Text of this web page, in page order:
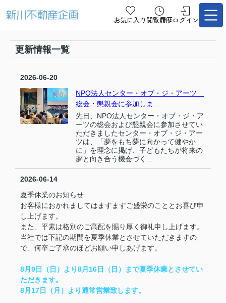
お気に入り 閲覧履歴ログイン
更新情報一覧
2026-06-20
NPO法人センター・オブ・ジ・アーツ
総会・懇親会に参加しま...
先日、NPO法人センター・オブ・ジ・ア
ーツの総会および懇親会に参加させてい
ただきましたセンター・オブ・ジ・アー
ツは、「夢をもち夢に向かって健やか
に」を理念に掲げ、子どもたちが将来の
夢と向き合う機会づく...
2026-06-14
夏季休業のお知らせ
お客様におかれましてはますますご盛栄のこととお喜び申
し上げます。
また、平素は格別のご高配を賜り厚く御礼申し上げます。
当社では下記の期間を夏季休業とさせていただきますの
で、何卒ご了承のほどお願い申しあげます。
8月9日（日）より8月16日（日）まで夏季休業とさせてい
ただきます。
8月17日（月）より通常営業致します。